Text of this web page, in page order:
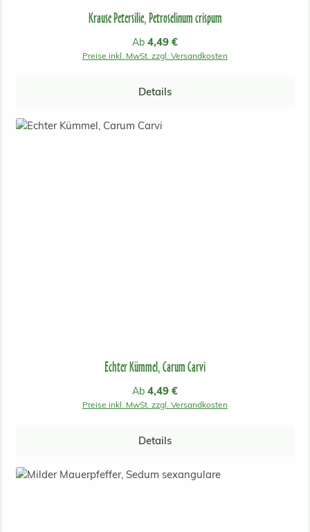
Krause Petersilie, Petroselinum crispum
Regulärer Preis:
Ab 4,49 €
Preise inkl. MwSt. zzgl. Versandkosten
Details
Echter Kümmel, Carum Carvi
Regulärer Preis:
Ab 4,49 €
Preise inkl. MwSt. zzgl. Versandkosten
Details